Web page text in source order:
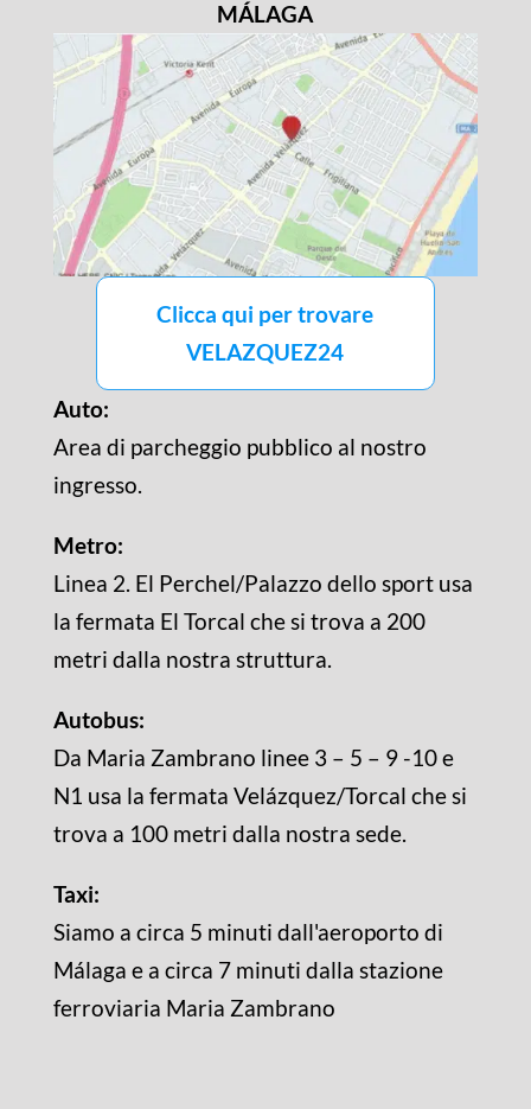
MÁLAGA
Clicca qui per trovare
VELAZQUEZ24
Auto:
Area di parcheggio pubblico al nostro
ingresso.
Metro:
Linea 2. El Perchel/Palazzo dello sport usa
la fermata El Torcal che si trova a 200
metri dalla nostra struttura.
Autobus:
Da Maria Zambrano linee 3 – 5 – 9 -10 e
N1 usa la fermata Velázquez/Torcal che si
trova a 100 metri dalla nostra sede.
Taxi:
Siamo a circa 5 minuti dall'aeroporto di
Málaga e a circa 7 minuti dalla stazione
ferroviaria Maria Zambrano